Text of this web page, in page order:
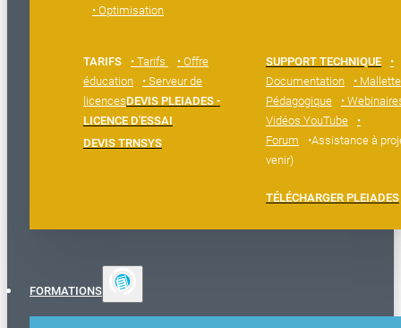
• Optimisation
TARIFS • Tarifs
• Offre
éducation
• Serveur de
licencesDEVIS PLEIADES -
LICENCE D'ESSAI
DEVIS TRNSYS
SUPPORT TECHNIQUE
•
Documentation
• Mallette
Pédagogique
•
Vidéos YouTube
•
Forum
•Assistance à
venir)
TÉLÉCHARGER PLEIADES
FORMATIONS